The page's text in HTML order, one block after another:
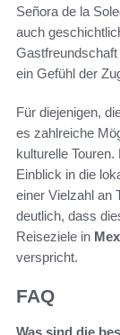
Señora de la
auch
ein Gefühl der
Für diejenigen,
es zahlreiche
kulturelle
Einblick in die
einer Vielzahl an
deutlich, dass
Reiseziele in
verspricht.
FAQ